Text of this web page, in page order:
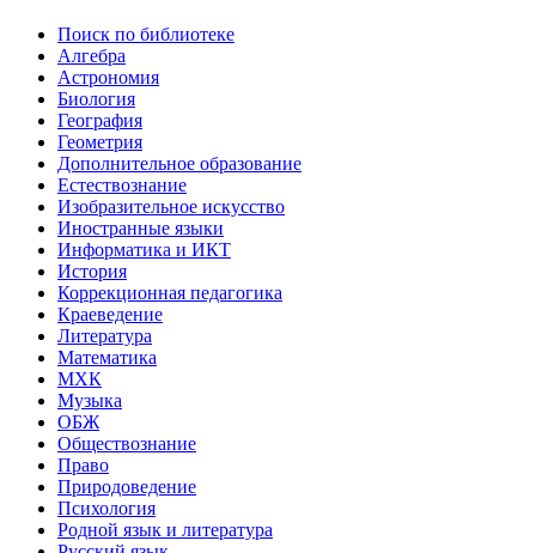
Поиск по библиотеке
Алгебра
Астрономия
Биология
География
Геометрия
Дополнительное образование
Естествознание
Изобразительное искусство
Иностранные языки
Информатика и ИКТ
История
Коррекционная педагогика
Краеведение
Литература
Математика
МХК
Музыка
ОБЖ
Обществознание
Право
Природоведение
Психология
Родной язык и литература